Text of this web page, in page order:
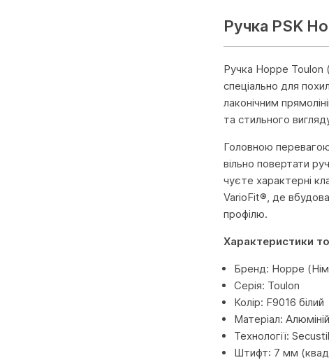
Ручка PSK
Ручка Hoppe Toulon
спеціально для
лаконічним
та стильного
Головною
вільно повертати
чуєте характерні
VarioFit®, де
профілю.
Характеристики
Бренд: Hoppe
Серія: Toulon
Колір: F9016 білий
Матеріал: Алюміній
Технології:
Штифт: 7 мм